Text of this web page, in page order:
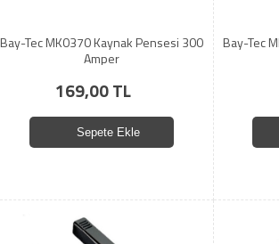
Bay-Tec MK0370 Kaynak Pensesi 300
Amper
169,00 TL
Sepete Ekle
Bay-Tec